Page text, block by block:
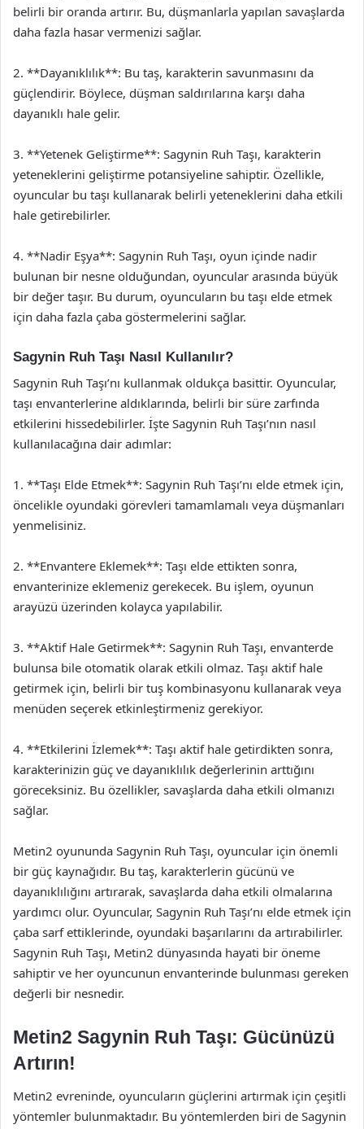
belirli bir oranda artırır. Bu, düşmanlarla yapılan savaşlarda
daha fazla hasar vermenizi sağlar.
2. **Dayanıklılık**: Bu taş, karakterin savunmasını da
güçlendirir. Böylece, düşman saldırılarına karşı daha
dayanıklı hale gelir.
3. **Yetenek Geliştirme**: Sagynin Ruh Taşı, karakterin
yeteneklerini geliştirme potansiyeline sahiptir. Özellikle,
oyuncular bu taşı kullanarak belirli yeteneklerini daha etkili
hale getirebilirler.
4. **Nadir Eşya**: Sagynin Ruh Taşı, oyun içinde nadir
bulunan bir nesne olduğundan, oyuncular arasında büyük
bir değer taşır. Bu durum, oyuncuların bu taşı elde etmek
için daha fazla çaba göstermelerini sağlar.
Sagynin Ruh Taşı Nasıl Kullanılır?
Sagynin Ruh Taşı’nı kullanmak oldukça basittir. Oyuncular,
taşı envanterlerine aldıklarında, belirli bir süre zarfında
etkilerini hissedebilirler. İşte Sagynin Ruh Taşı’nın nasıl
kullanılacağına dair adımlar:
1. **Taşı Elde Etmek**: Sagynin Ruh Taşı’nı elde etmek için,
öncelikle oyundaki görevleri tamamlamalı veya düşmanları
yenmelisiniz.
2. **Envantere Eklemek**: Taşı elde ettikten sonra,
envanterinize eklemeniz gerekecek. Bu işlem, oyunun
arayüzü üzerinden kolayca yapılabilir.
3. **Aktif Hale Getirmek**: Sagynin Ruh Taşı, envanterde
bulunsa bile otomatik olarak etkili olmaz. Taşı aktif hale
getirmek için, belirli bir tuş kombinasyonu kullanarak veya
menüden seçerek etkinleştirmeniz gerekiyor.
4. **Etkilerini İzlemek**: Taşı aktif hale getirdikten sonra,
karakterinizin güç ve dayanıklılık değerlerinin arttığını
göreceksiniz. Bu özellikler, savaşlarda daha etkili olmanızı
sağlar.
Metin2 oyununda Sagynin Ruh Taşı, oyuncular için önemli
bir güç kaynağıdır. Bu taş, karakterlerin gücünü ve
dayanıklılığını artırarak, savaşlarda daha etkili olmalarına
yardımcı olur. Oyuncular, Sagynin Ruh Taşı’nı elde etmek için
çaba sarf ettiklerinde, oyundaki başarılarını da artırabilirler.
Sagynin Ruh Taşı, Metin2 dünyasında hayati bir öneme
sahiptir ve her oyuncunun envanterinde bulunması gereken
değerli bir nesnedir.
Metin2 Sagynin Ruh Taşı: Gücünüzü
Artırın!
Metin2 evreninde, oyuncuların güçlerini artırmak için çeşitli
yöntemler bulunmaktadır. Bu yöntemlerden biri de Sagynin